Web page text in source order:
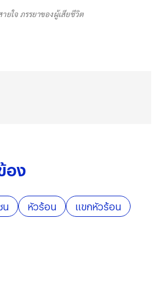
ายใจ ภรรยาของผู้เสียชีวิต
อง
น หัวร้อน
แขกหัวร้อน